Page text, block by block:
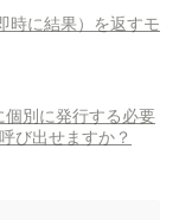
時に結果）を返すモ
別に発行する必要
び出せますか？